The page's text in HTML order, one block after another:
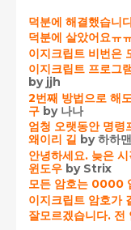
덕분에 해결했습니
덕분에 살았어요ㅠ
이지크립트 비번은
이지크립트 프로그
by jjh
2번째 방법으로 해
구 by 나나
엄청 오랫동안 명령
왜이리 길 by 하하
안녕하세요. 늦은
윈도우 by Strix
모든 암호는 0000
이지크립트 암호가
잘모르겠습니다. 전